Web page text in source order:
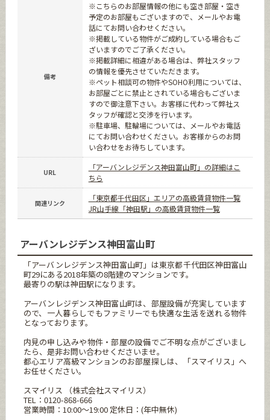
備考
※こちらのお部屋情報の他にも空き部屋・空き
予定のお部屋もございますので、メールやお電
話にてお問い合わせください。
※掲載している物件がご成約している場合もご
ざいますのでご了承ください。
※掲載詳細に相違がある場合は、弊社スタッフ
の情報を優先させていただきます。
※ペット相談可の物件やSOHO利用については、
お部屋ごとに禁止とされている場合もございま
すので御注意下さい。お客様に代わって弊社ス
タッフが確認と交渉を行います。
※駐車場、駐輪場については、メールやお電話
にてお問い合わせください。お客様からのお問
い合わせをお待ちしています。
URL
「アーバンレジデンス神田富山町」の詳細はこ
ちら
関連リンク
「東京都千代田区」エリアの高級賃貸物件一覧
JR山手線「神田駅」の高級賃貸物件一覧
アーバンレジデンス神田富山町
「アーバンレジデンス神田富山町」は東京都千代田区神田富山
町29にある2018年築の8階建のマンションです。
最寄りの駅は神田駅になります。
アーバンレジデンス神田富山町は、部屋設備が充実しています
ので、一人暮らしでもファミリーでも快適な生活を送れる物件
となっております。
内見の申し込みや物件・部屋の設備でご不明な点がございまし
たら、是非お問い合わせくださいませ。
都心エリア高級マンションのお部屋探しは、「スマイリス」へ
お任せください。
スマイリス （株式会社スマイリス）
TEL：0120-868-666
営業時間：10:00～19:00 定休日：(年中無休)